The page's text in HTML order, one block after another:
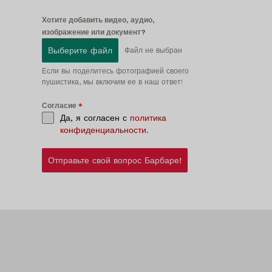
Хотите добавить видео, аудио,
изображение или документ?
Выберите файл Файл не выбран
Если вы поделитесь фотографией своего
пушистика, мы включим ее в наш ответ!
Согласие *
Да, я согласен с политика
конфиденциальности.
Отправьте свой вопрос Барбаре!